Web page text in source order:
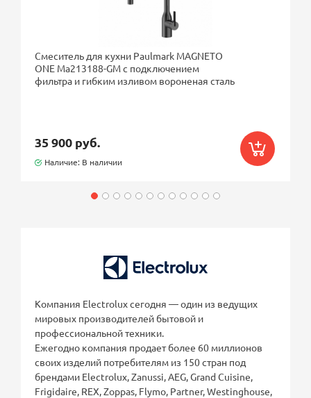
Смеситель для кухни Paulmark MAGNETO
ONE Ma213188-GM с подключением
фильтра и гибким изливом вороненая сталь
35 900 руб.
Наличие: В наличии
Компания Electrolux сегодня — один из ведущих
мировых производителей бытовой и
профессиональной техники.
Ежегодно компания продает более 60 миллионов
своих изделий потребителям из 150 стран под
брендами Electrolux, Zanussi, AEG, Grand Cuisine,
Frigidaire, REX, Zoppas, Flymo, Partner, Westinghouse,